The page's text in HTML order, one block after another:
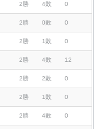
2勝 4敗 0
2勝 0敗 0
2勝 1敗 0
2勝 4敗 12
2勝 2敗 0
2勝 1敗 0
2勝 4敗 0